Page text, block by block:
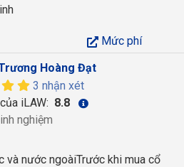
Mức phí
Hoàng Đạt
3 nhận xét
iLAW: 8.8
nghiệm
và nước ngoàiTrước khi mua cổ